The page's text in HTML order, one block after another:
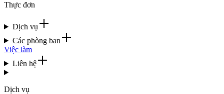
Thực đơn
Dịch vụ
Các phòng ban
Việc làm
Liên hệ
Dịch vụ